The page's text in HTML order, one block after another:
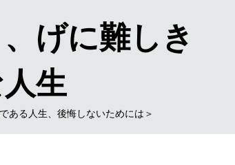
げに難しき
生
ある人生、後悔しないためには＞